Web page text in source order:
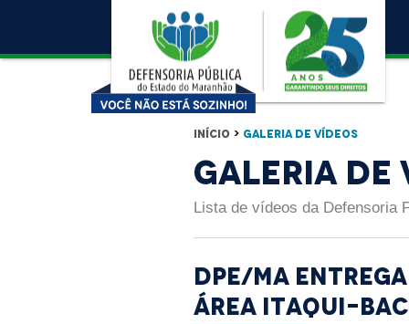
Início > Galeria de Vídeos
Galeria de
Lista de vídeos da Defensoria
DPE/MA
área Itaqui-